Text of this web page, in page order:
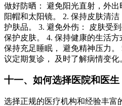
做好防晒： 避免阳光直射，外
阳帽和太阳镜。 2. 保持皮肤清
护肤品。 3. 避免外伤： 皮肤受
保护皮肤。 4. 保持健康的生活方
保持充足睡眠， 避免精神压力
议定期复诊， 及时了解病情变化
十一、如何选择医院和医生
选择正规的医疗机构和经验丰富